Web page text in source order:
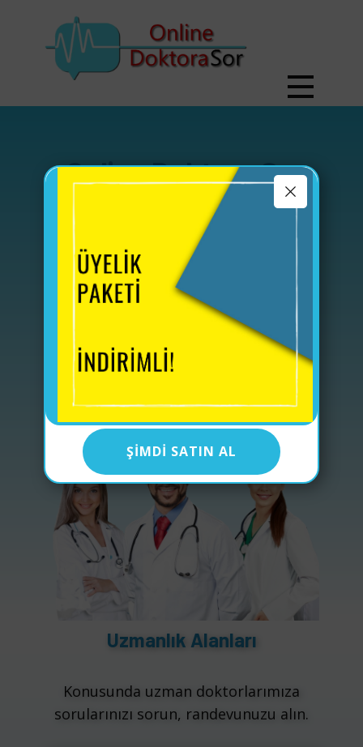
Online Doktora Sor
Doktorunuza sorularınızı
yöneltebilir,
sistem üzerinden destek
isteyebilirsiniz.
Randevu alarak Muayene işlemlerini
başlatabilirsiniz.
Uzmanlık Alanları
Konusunda uzman doktorlarımıza
sorularınızı sorun, randevunuzu alın.
ŞIMDI SATIN AL